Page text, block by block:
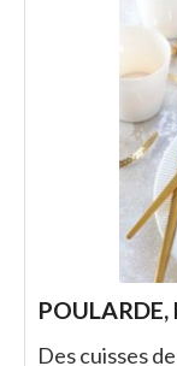
POULARDE,
Des cuisses